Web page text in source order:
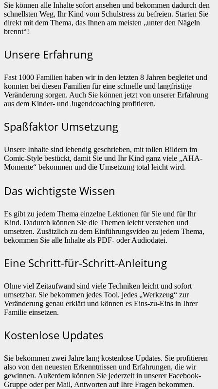
Sie können alle Inhalte sofort ansehen und bekommen dadurch den
schnellsten Weg, Ihr Kind vom Schulstress zu befreien. Starten Sie
direkt mit dem Thema, das Ihnen am meisten „unter den Nägeln
brennt“!
Unsere Erfahrung
Fast 1000 Familien haben wir in den letzten 8 Jahren begleitet und
konnten bei diesen Familien für eine schnelle und langfristige
Veränderung sorgen. Auch Sie können jetzt von unserer Erfahrung
aus dem Kinder- und Jugendcoaching profitieren.
Spaßfaktor Umsetzung
Unsere Inhalte sind lebendig geschrieben, mit tollen Bildern im
Comic-Style bestückt, damit Sie und Ihr Kind ganz viele „AHA-
Momente“ bekommen und die Umsetzung total leicht wird.
Das wichtigste Wissen
Es gibt zu jedem Thema einzelne Lektionen für Sie und für Ihr
Kind. Dadurch können Sie die Themen leicht verstehen und
umsetzen. Zusätzlich zu dem Einführungsvideo zu jedem Thema,
bekommen Sie alle Inhalte als PDF- oder Audiodatei.
Eine Schritt-für-Schritt-Anleitung
Ohne viel Zeitaufwand sind viele Techniken leicht und sofort
umsetzbar. Sie bekommen jedes Tool, jedes „Werkzeug“ zur
Veränderung genau erklärt und können es Eins-zu-Eins in Ihrer
Familie einsetzen.
Kostenlose Updates
Sie bekommen zwei Jahre lang kostenlose Updates. Sie profitieren
also von den neuesten Erkenntnissen und Erfahrungen, die wir
gewinnen. Außerdem können Sie jederzeit in unserer Facebook-
Gruppe oder per Mail, Antworten auf Ihre Fragen bekommen.